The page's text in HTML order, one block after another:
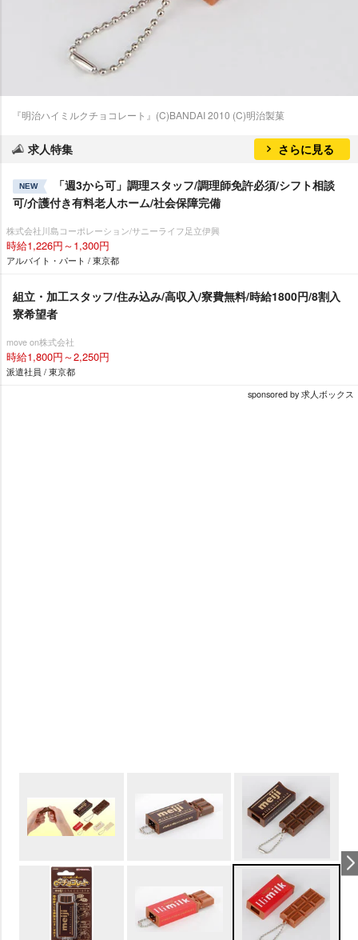
『明治ハイミルクチョコレート』(C)BANDAI 2010 (C)明治製菓
求人特集 さらに見る
NEW
「週3から可」調理スタッフ/調理師免許必須/シフト相談
可/介護付き有料老人ホーム/社会保障完備
株式会社川島コーポレーション/サニーライフ足立伊興
時給1,226円～1,300円
アルバイト・パート / 東京都
組立・加工スタッフ/住み込み/高収入/寮費無料/時給1800円/8割入
寮希望者
move on株式会社
時給1,800円～2,250円
派遣社員 / 東京都
sponsored by 求人ボックス